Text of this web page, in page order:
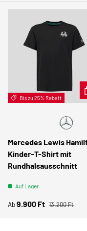
Bis zu 25% Rabatt
🧑🏻
Mercedes Lewis
Kinder-T-Shirt mit
Rundhalsausschnitt
Auf Lager
Verkaufspreis
Ab9.900 Ft Normaler Preis
13.200 Ft